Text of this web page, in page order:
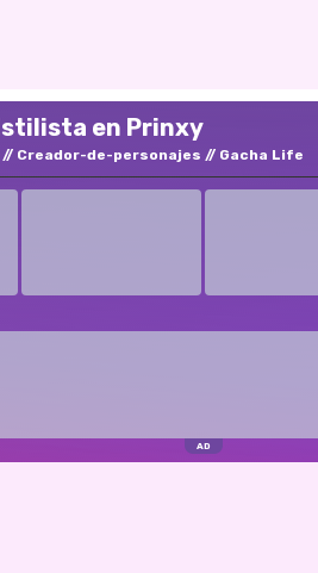
en Prinxy
Creador-de-personajes Gacha Life